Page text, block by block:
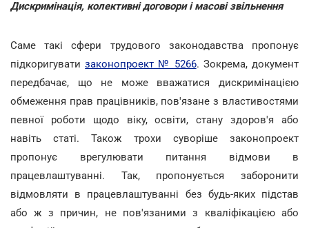
Дискримінація, колективні договори і масові звільнення
Саме такі сфери трудового законодавства пропонує
підкоригуватизаконопроект № 5266. Зокрема, документ
передбачає, що не може вважатися дискримінацією
обмеження прав працівників, пов'язане з властивостями
певної роботи щодо віку, освіти, стану здоров'я або
навіть статі. Також трохи суворіше законопроект
пропонує врегулювати питання відмови в
працевлаштуванні. Так, пропонується заборонити
відмовляти в працевлаштуванні без будь-яких підстав
або ж з причин, не пов'язаними з кваліфікацією або